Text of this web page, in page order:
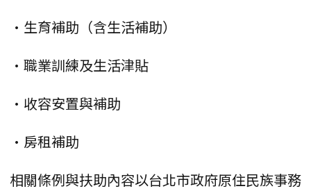
•生育補助（含生活補助）
•職業訓練及生活津貼
•收容安置與補助
•房租補助
相關條例與扶助內容以台北市政府原住民族事務